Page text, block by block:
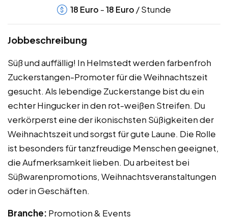
18 Euro -18 Euro / Stunde
Jobbeschreibung
Süß und auffällig! In Helmstedt werden farbenfroh
Zuckerstangen-Promoter für die Weihnachtszeit
gesucht. Als lebendige Zuckerstange bist du ein
echter Hingucker in den rot-weißen Streifen. Du
verkörperst eine der ikonischsten Süßigkeiten der
Weihnachtszeit und sorgst für gute Laune. Die Rolle
ist besonders für tanzfreudige Menschen geeignet,
die Aufmerksamkeit lieben. Du arbeitest bei
Süßwarenpromotions, Weihnachtsveranstaltungen
oder in Geschäften.
Branche: Promotion & Events